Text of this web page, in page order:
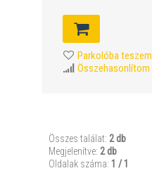
Parkolóba teszem
Összehasonlítom
Összes találat: 2 db
Megjelenítve: 2 db
Oldalak száma: 1 / 1